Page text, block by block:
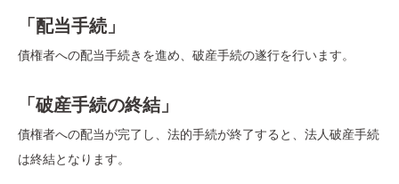
「配当手続」
債権者への配当手続きを進め、破産手続の遂行を行います。
「破産手続の終結」
債権者への配当が完了し、法的手続が終了すると、法人破産手続
は終結となります。